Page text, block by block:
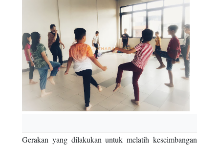
Gerakan yang dilakukan untuk melatih keseimbangan